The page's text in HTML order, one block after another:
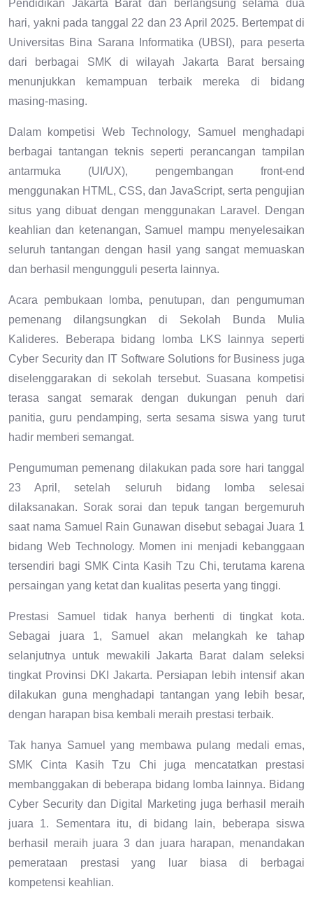
Pendidikan Jakarta Barat dan berlangsung selama dua
hari, yakni pada tanggal 22 dan 23 April 2025. Bertempat di
Universitas Bina Sarana Informatika (UBSI), para peserta
dari berbagai SMK di wilayah Jakarta Barat bersaing
menunjukkan kemampuan terbaik mereka di bidang
masing-masing.
Dalam kompetisi Web Technology, Samuel menghadapi
berbagai tantangan teknis seperti perancangan tampilan
antarmuka (UI/UX), pengembangan front-end
menggunakan HTML, CSS, dan JavaScript, serta pengujian
situs yang dibuat dengan menggunakan Laravel. Dengan
keahlian dan ketenangan, Samuel mampu menyelesaikan
seluruh tantangan dengan hasil yang sangat memuaskan
dan berhasil mengungguli peserta lainnya.
Acara pembukaan lomba, penutupan, dan pengumuman
pemenang dilangsungkan di Sekolah Bunda Mulia
Kalideres. Beberapa bidang lomba LKS lainnya seperti
Cyber Security dan IT Software Solutions for Business juga
diselenggarakan di sekolah tersebut. Suasana kompetisi
terasa sangat semarak dengan dukungan penuh dari
panitia, guru pendamping, serta sesama siswa yang turut
hadir memberi semangat.
Pengumuman pemenang dilakukan pada sore hari tanggal
23 April, setelah seluruh bidang lomba selesai
dilaksanakan. Sorak sorai dan tepuk tangan bergemuruh
saat nama Samuel Rain Gunawan disebut sebagai Juara 1
bidang Web Technology. Momen ini menjadi kebanggaan
tersendiri bagi SMK Cinta Kasih Tzu Chi, terutama karena
persaingan yang ketat dan kualitas peserta yang tinggi.
Prestasi Samuel tidak hanya berhenti di tingkat kota.
Sebagai juara 1, Samuel akan melangkah ke tahap
selanjutnya untuk mewakili Jakarta Barat dalam seleksi
tingkat Provinsi DKI Jakarta. Persiapan lebih intensif akan
dilakukan guna menghadapi tantangan yang lebih besar,
dengan harapan bisa kembali meraih prestasi terbaik.
Tak hanya Samuel yang membawa pulang medali emas,
SMK Cinta Kasih Tzu Chi juga mencatatkan prestasi
membanggakan di beberapa bidang lomba lainnya. Bidang
Cyber Security dan Digital Marketing juga berhasil meraih
juara 1. Sementara itu, di bidang lain, beberapa siswa
berhasil meraih juara 3 dan juara harapan, menandakan
pemerataan prestasi yang luar biasa di berbagai
kompetensi keahlian.